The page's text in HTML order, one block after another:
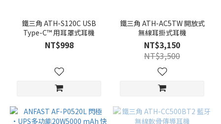
鐵三角 ATH-S120C USB
Type-C™ 用耳罩式耳機
NT$998
鐵三角 ATH-AC5TW 開放式
無線耳掛式耳機
NT$3,150
NT$3,500